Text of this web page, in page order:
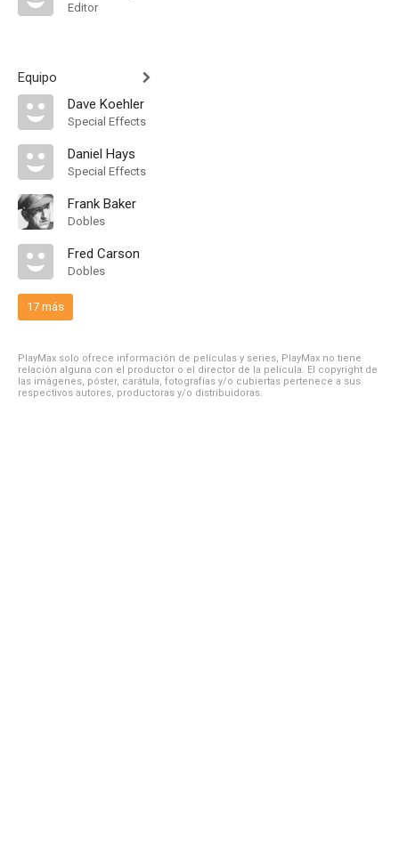
Editor
Equipo
Dave Koehler
Special Effects
Daniel Hays
Special Effects
Frank Baker
Dobles
Fred Carson
Dobles
17 más
PlayMax solo ofrece información de películas y series, PlayMax no tiene
relación alguna con el productor o el director de la película. El copyright de
las imágenes, póster, carátula, fotografías y/o cubiertas pertenece a sus
respectivos autores, productoras y/o distribuidoras.